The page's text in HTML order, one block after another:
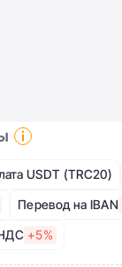
USDT (TRC20)
Перевод на IBAN
+5%